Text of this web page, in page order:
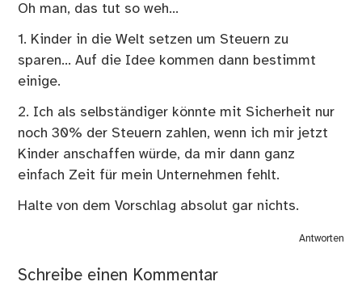
Oh man, das tut so weh…
1. Kinder in die Welt setzen um Steuern zu
sparen… Auf die Idee kommen dann bestimmt
einige.
2. Ich als selbständiger könnte mit Sicherheit nur
noch 30% der Steuern zahlen, wenn ich mir jetzt
Kinder anschaffen würde, da mir dann ganz
einfach Zeit für mein Unternehmen fehlt.
Halte von dem Vorschlag absolut gar nichts.
Antworten
Schreibe einen Kommentar